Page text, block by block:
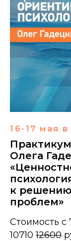
16-17 мая
Олега
к решению
проблем»
Стоимость с
1071012600